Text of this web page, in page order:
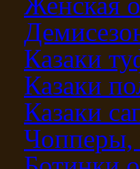
Казаки
Казаки
Казаки
Чопперы,